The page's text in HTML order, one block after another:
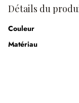
Détails du
Couleur
Matériau